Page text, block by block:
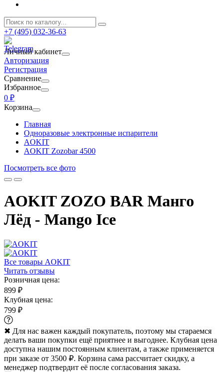
+7 (495) 032-36-63
Личный кабинет
Авторизация
Регистрация
Сравнение
Избранное
0 ₽
Корзина
Главная
Одноразовые электронные испарители
AOKIT
AOKIT Zozobar 4500
Посмотреть все фото
AOKIT ZOZO BAR Манго
Лёд - Mango Ice
Все товары AOKIT
Читать отзывы
Розничная цена:
899 ₽
Клубная цена:
799 ₽
✖ Для нас важен каждый покупатель, поэтому мы стараемся
делать ваши покупки ещё приятнее и выгоднее. Клубная цена
доступна нашим постоянным клиентам, а также применяется
при заказе от 3500 ₽. Корзина сама рассчитает скидку, а
менеджер подтвердит её после согласования заказа.